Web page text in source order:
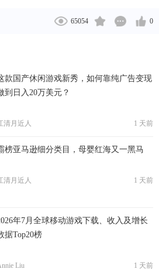
印度尼西亚、泰国、巴基斯坦、越南、美
65054 0
款国产休闲游戏新秀，如何靠纯广告变现
到日入20万美元？
清月近人 1 天前
榜亚马逊细分类目，母婴红海又一黑马
清月近人 1 天前
年7月全球移动游戏下载、收入及增长
据Top20榜
Liu 1 天前